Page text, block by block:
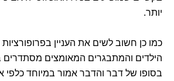
יותר.
כמו כן חשוב לשים את העניין בפרופורציות
הילדים והמתבגרים המאומצים מסתדרים
בסופו של דבר והדבר אמור במיוחד